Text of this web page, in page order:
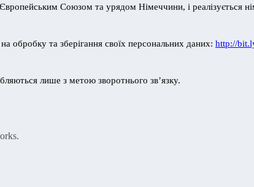
Союзом та урядом Німеччини, і
обробку та зберігання своїх персональних даних: http://
лише з метою зворотнього зв’язку.